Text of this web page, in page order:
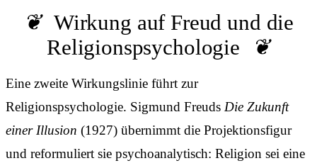
Wirkung auf Freud und die
Religionspsychologie
Eine zweite Wirkungslinie führt zur
Religionspsychologie. Sigmund Freuds Die Zukunft
einer Illusion (1927) übernimmt die Projektionsfigur
und reformuliert sie psychoanalytisch: Religion sei eine